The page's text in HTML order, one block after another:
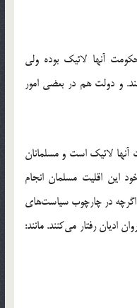
آنها لائيك بوده ولي
و دولت هم در بعضي امور
لائيك است و مسلمانان
اين اقليت مسلمان انجام
اگرچه در چارچوب سياست‌هاي
رفتار مي‌كنند. مانند: